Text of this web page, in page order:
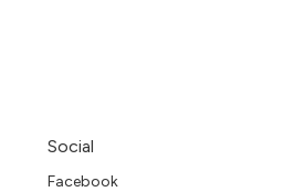
Social
Facebook